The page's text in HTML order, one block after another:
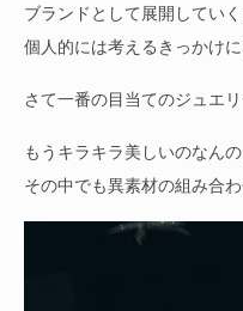
ブランドとして展開してい
個人的には考えるきっかけに
さて一番の目当てのジュエリ
もうキラキラ美しいのなんの
その中でも異素材の組み合